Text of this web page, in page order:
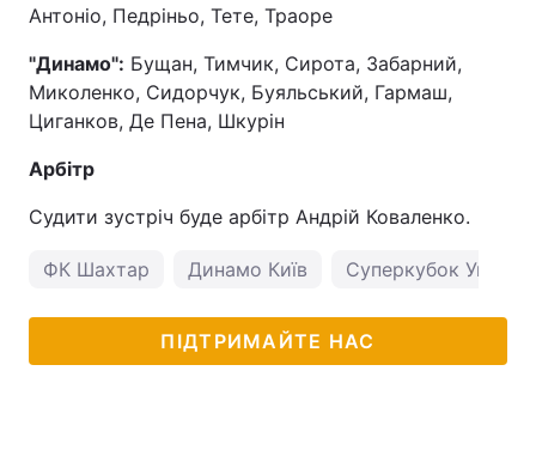
Антоніо, Педріньо, Тете, Траоре
"Динамо": Бущан, Тимчик, Сирота, Забарний,
Миколенко, Сидорчук, Буяльський, Гармаш,
Циганков, Де Пена, Шкурін
Арбітр
Судити зустріч буде арбітр Андрій Коваленко.
ФК Шахтар Динамо Київ Суперкубок України
ПІДТРИМАЙТЕ НАС